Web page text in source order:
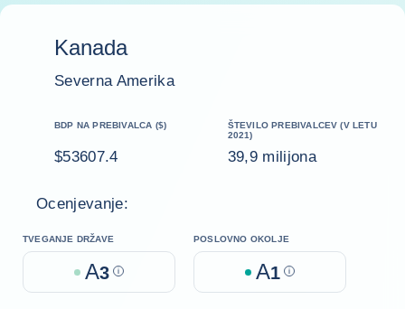
Kanada
Severna Amerika
BDP NA PREBIVALCA ($)
$53607.4
ŠTEVILO PREBIVALCEV (V LETU
2021)
39,9 milijona
Ocenjevanje:
TVEGANJE DRŽAVE
A3 Help
POSLOVNO OKOLJE
A1 Help